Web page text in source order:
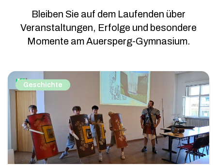
Bleiben Sie auf dem Laufenden über
Veranstaltungen, Erfolge und besondere
Momente am Auersperg-Gymnasium.
Geschichte